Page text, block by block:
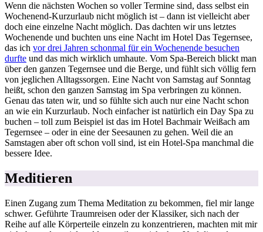
Wenn die nächsten Wochen so voller Termine sind, dass selbst ein
Wochenend-Kurzurlaub nicht möglich ist – dann ist vielleicht aber
doch eine einzelne Nacht möglich. Das dachten wir uns letztes
Wochenende und buchten uns eine Nacht im Hotel Das Tegernsee,
das ich vor drei Jahren schonmal für ein Wochenende besuchen
durfte und das mich wirklich umhaute. Vom Spa-Bereich blickt man
über den ganzen Tegernsee und die Berge, und fühlt sich völlig fern
von jeglichen Alltagssorgen. Eine Nacht von Samstag auf Sonntag
heißt, schon den ganzen Samstag im Spa verbringen zu können.
Genau das taten wir, und so fühlte sich auch nur eine Nacht schon
an wie ein Kurzurlaub. Noch einfacher ist natürlich ein Day Spa zu
buchen – toll zum Beispiel ist das im Hotel Bachmair Weißach am
Tegernsee – oder in eine der Seesaunen zu gehen. Weil die an
Samstagen aber oft schon voll sind, ist ein Hotel-Spa manchmal die
bessere Idee.
Meditieren
Einen Zugang zum Thema Meditation zu bekommen, fiel mir lange
schwer. Geführte Traumreisen oder der Klassiker, sich nach der
Reihe auf alle Körperteile einzeln zu konzentrieren, machten mit mir